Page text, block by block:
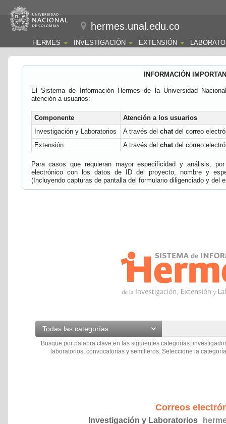
hermes.unal.edu.co
HERMES INVESTIGACIÓN EXTENSIÓN
INFORMACIÓN
El Sistema de Información Hermes de la Universidad
atención a usuarios:
Componente
Atención a los usuarios
Investigación y Laboratorios
A través del chatdel correo
Extensión
A través del chatdel correo
Para casos que requieran mayor especificidad y análisis,
electrónico con los datos de ID del proyecto, nombre y
(Incluyendo capturas de pantalla del formulario diligenciado y del
Todas las categorías
Busque por palabra clave en las siguientes categorías:
laboratorios, convocatorias y semilleros. Seleccione la
Correos
Investigación y Laboratorios